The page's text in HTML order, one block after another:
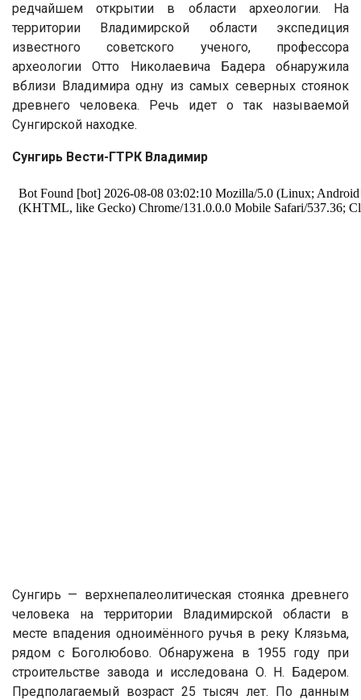
редчайшем открытии в области археологии. На
территории Владимирской области экспедиция
известного советского ученого, профессора
археологии Отто Николаевича Бадера обнаружила
вблизи Владимира одну из самых северных стоянок
древнего человека. Речь идет о так называемой
Сунгирской находке.
Сунгирь Вести-ГТРК Владимир
Сунгирь — верхнепалеолитическая стоянка древнего
человека на территории Владимирской области в
месте впадения одноимённого ручья в реку Клязьма,
рядом с Боголюбово. Обнаружена в 1955 году при
строительстве завода и исследована О. Н. Бадером.
Предполагаемый возраст 25 тысяч лет. По данным